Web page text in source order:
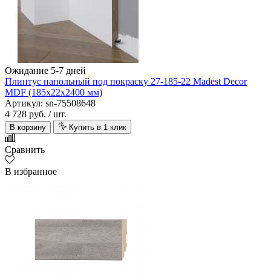
Ожидание 5-7 дней
Плинтус напольный под покраску 27-185-22 Madest Decor
MDF (185х22х2400 мм)
Артикул: sn-75508648
4 728 руб. / шт.
В корзину Купить в 1 клик
Сравнить
В избранное